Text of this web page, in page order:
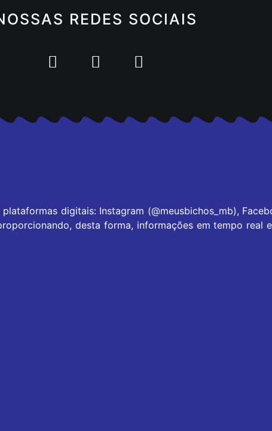
REDES SOCIAIS
digitais: Instagram (@meusbichos_mb),
desta forma, informações em tempo real